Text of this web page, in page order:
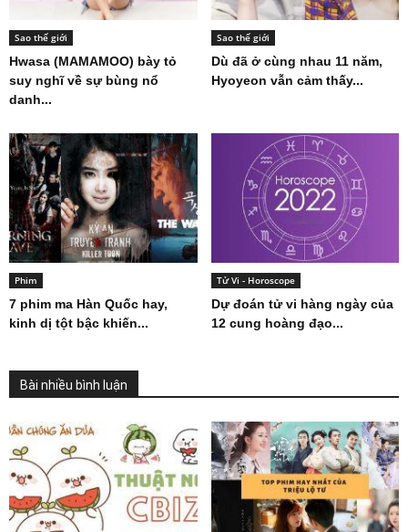
Sao thế giới
Hwasa (MAMAMOO) bày tỏ
suy nghĩ về sự bùng nổ
danh...
Sao thế giới
Dù đã ở cùng nhau 11 năm,
Hyoyeon vẫn cảm thấy...
Phim
7 phim ma Hàn Quốc hay,
kinh dị tột bậc khiến...
Tử Vi - Horoscope
Dự đoán tử vi hàng ngày của
12 cung hoàng đạo...
Bài nhiều bình luận